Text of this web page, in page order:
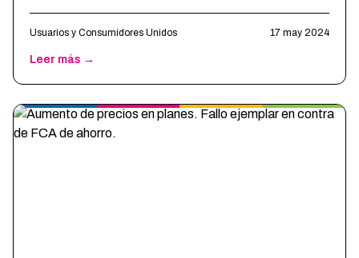
Usuarios y Consumidores Unidos 17 may 2024
Leer más →